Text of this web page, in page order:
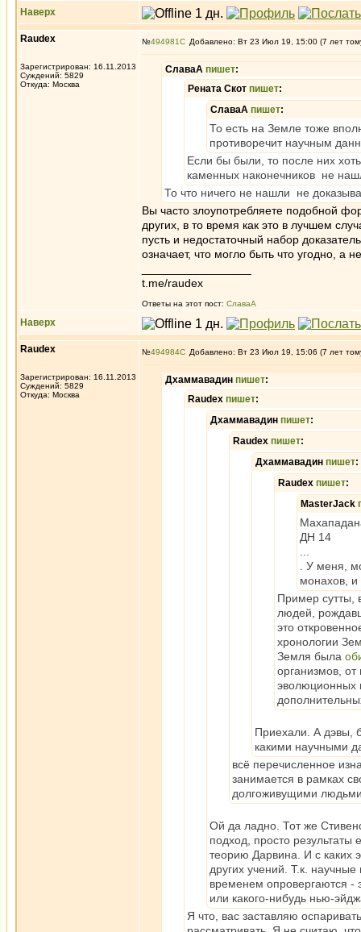
Наверх
Raudex
Зарегистрирован: 16.11.2013
Суждений: 5829
Откуда: Москва
№494981 Добавлено: Вт 23 Июл 19, 15:00 (7 лет
СлаваА пишет:
Рената Скот пишет:
СлаваА пишет:
То есть на Земле тоже
противоречит научным
Если бы были, то после них
каменных наконечников не
То что ничего не нашли не
Вы часто злоупотребляете подобной
других, в то время как это в лучшем
пусть и недостаточный набор
означает, что могло быть что угодно, а
t.me/raudex
Ответы на этот пост: СлаваА
Наверх
Raudex
Зарегистрирован: 16.11.2013
Суждений: 5829
Откуда: Москва
№494984 Добавлено: Вт 23 Июл 19, 15:06 (7 лет
Дхаммавадин пишет:
Raudex пишет:
Дхаммавадин пишет:
Raudex пишет:
Дхаммавадин пишет:
Raudex пишет:
MasterJack
ДН 14
. У меня,
монахов, и
Пример сутты,
людей,
это
хронологии
Земля была
организмов,
эволюционных
Приехали. А дэвы,
какими научными
всё перечисленное
занимается в рамках
долгоживущими
Ой да ладно. Тот же
подход, просто
теорию Дарвина. И с каких
других учений. Т.к.
временем опровергаются -
или какого-нибудь нью-
Я что, вас заставляю